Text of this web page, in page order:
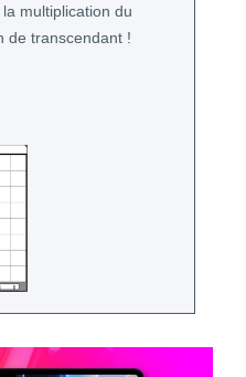
multiplication du
de transcendant !